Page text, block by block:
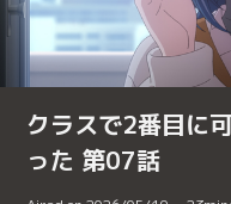
クラスで2番目に
った 第07話